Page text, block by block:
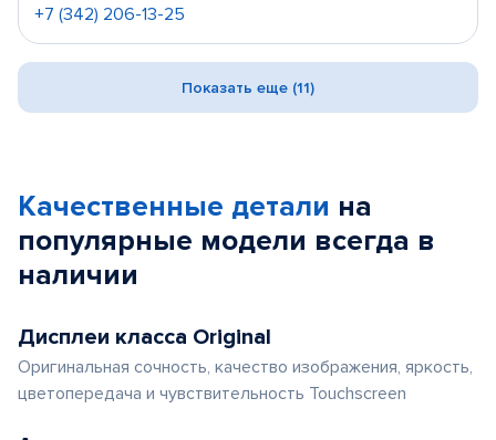
+7 (342) 206-13-25
Показать еще (11)
Качественные детали на
популярные модели всегда в
наличии
Дисплеи класса Original
Оригинальная сочность, качество изображения, яркость,
цветопередача и чувствительность Touchscreen